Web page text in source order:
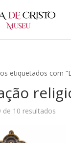
etiquetados com
10 resultados